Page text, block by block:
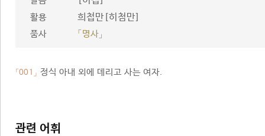
활용 희첩만[히첨만]
품사 「명사」
「001」 정식 아내 외에 데리고 사는 여자.
관련 어휘